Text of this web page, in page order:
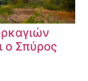
ο Σπύρος